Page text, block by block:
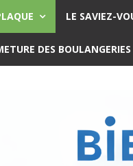
LE SAVIEZ-
DES